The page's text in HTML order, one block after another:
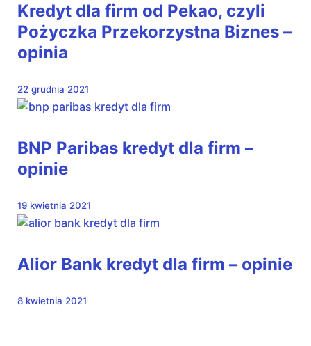
Kredyt dla firm od Pekao, czyli
Pożyczka Przekorzystna Biznes –
opinia
22 grudnia 2021
BNP Paribas kredyt dla firm –
opinie
19 kwietnia 2021
Alior Bank kredyt dla firm – opinie
8 kwietnia 2021